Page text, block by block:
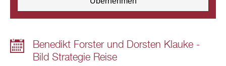
Benedikt Forster und Dorsten Klauke -
Bild Strategie Reise